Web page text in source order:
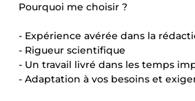
Pourquoi me choisir ?
- Expérience avérée dans la
- Rigueur scientifique
- Un travail livré dans les temps
- Adaptation à vos besoins et